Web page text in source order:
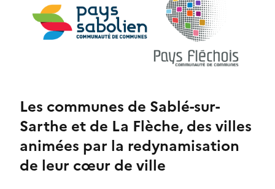
Les communes de Sablé-sur-
Sarthe et de La Flèche, des villes
animées par la redynamisation
de leur cœur de ville